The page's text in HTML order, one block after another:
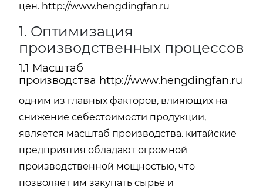
цен. http://www.hengdingfan.ru
1. Оптимизация
производственных процессов
1.1 Масштаб
производства http://www.hengdingfan.ru
одним из главных факторов, влияющих на
снижение себестоимости продукции,
является масштаб производства. китайские
предприятия обладают огромной
производственной мощностью, что
позволяет им закупать сырье и